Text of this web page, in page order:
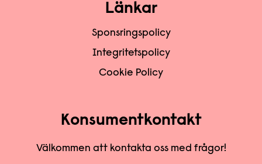
Länkar
Sponsringspolicy
Integritetspolicy
Cookie Policy
Konsumentkontakt
Välkommen att kontakta oss med frågor!